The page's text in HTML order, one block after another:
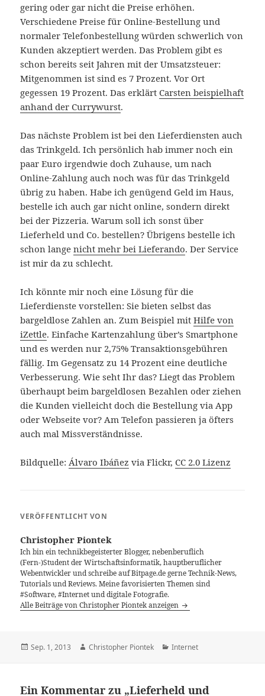
gering oder gar nicht die Preise erhöhen.
Verschiedene Preise für Online-Bestellung und
normaler Telefonbestellung würden schwerlich von
Kunden akzeptiert werden. Das Problem gibt es
schon bereits seit Jahren mit der Umsatzsteuer:
Mitgenommen ist sind es 7 Prozent. Vor Ort
gegessen 19 Prozent. Das erklärt Carsten beispielhaft
anhand der Currywurst.
Das nächste Problem ist bei den Lieferdiensten auch
das Trinkgeld. Ich persönlich hab immer noch ein
paar Euro irgendwie doch Zuhause, um nach
Online-Zahlung auch noch was für das Trinkgeld
übrig zu haben. Habe ich genügend Geld im Haus,
bestelle ich auch gar nicht online, sondern direkt
bei der Pizzeria. Warum soll ich sonst über
Lieferheld und Co. bestellen? Übrigens bestelle ich
schon langenicht mehr bei Lieferando. Der Service
ist mir da zu schlecht.
Ich könnte mir noch eine Lösung für die
Lieferdienste vorstellen: Sie bieten selbst das
bargeldlose Zahlen an. Zum Beispiel mitHilfe von
iZettle. Einfache Kartenzahlung über’s Smartphone
und es werden nur 2,75% Transaktionsgebühren
fällig. Im Gegensatz zu 14 Prozent eine deutliche
Verbesserung. Wie seht Ihr das? Liegt das Problem
überhaupt beim bargeldlosen Bezahlen oder ziehen
die Kunden vielleicht doch die Bestellung via App
oder Webseite vor? Am Telefon passieren ja öfters
auch mal Missverständnisse.
Bildquelle:Álvaro Ibáñez via Flickr, CC 2.0 Lizenz
VERÖFFENTLICHT VON
Christopher Piontek
Ich bin ein technikbegeisterter Blogger, nebenberuflich
(Fern-)Student der Wirtschaftsinformatik, hauptberuflicher
Webentwickler und schreibe auf Bitpage.de gerne Technik-News,
Tutorials und Reviews. Meine favorisierten Themen sind
#Software, #Internet und digitale Fotografie.
Alle Beiträge von Christopher Piontek anzeigen
Veröffentlicht
Sep. 1, 2013 Autor
Christopher Piontek Kategorien
Internet
Ein Kommentar zu „Lieferheld und